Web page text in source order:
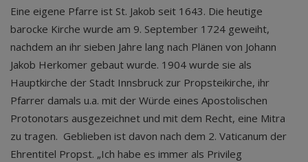
Eine eigene Pfarre ist St. Jakob seit 1643. Die heutige
barocke Kirche wurde am 9. September 1724 geweiht,
nachdem an ihr sieben Jahre lang nach Plänen von Johann
Jakob Herkomer gebaut wurde. 1904 wurde sie als
Hauptkirche der Stadt Innsbruck zur Propsteikirche, ihr
Pfarrer damals u.a. mit der Würde eines Apostolischen
Protonotars ausgezeichnet und mit dem Recht, eine Mitra
zu tragen. Geblieben ist davon nach dem 2. Vaticanum der
Ehrentitel Propst. „Ich habe es immer als Privileg